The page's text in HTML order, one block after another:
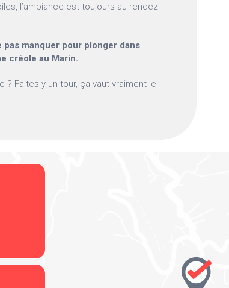
l’ambiance est toujours au rendez-
pas manquer pour plonger dans
créole au Marin.
? Faites-y un tour, ça vaut vraiment le